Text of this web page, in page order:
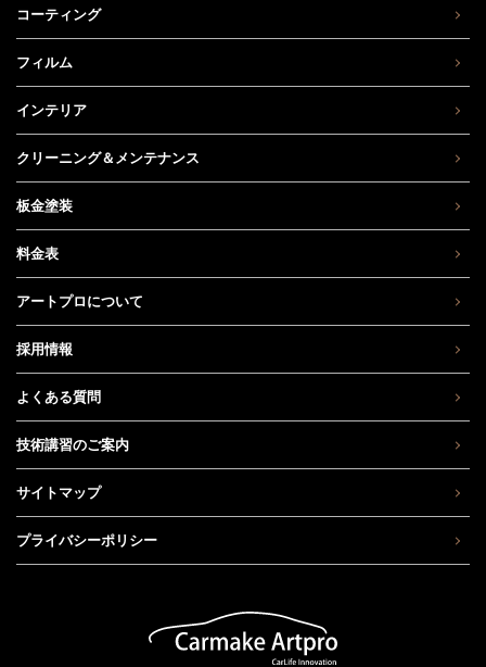
コーティング
フィルム
インテリア
クリーニング＆メンテナンス
板金塗装
料金表
アートプロについて
採用情報
よくある質問
技術講習のご案内
サイトマップ
プライバシーポリシー